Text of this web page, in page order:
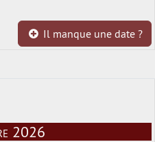
Il manque une date ?
2026